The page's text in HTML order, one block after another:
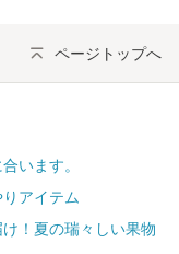
ページトップへ
います。
アイテム
！夏の瑞々しい果物